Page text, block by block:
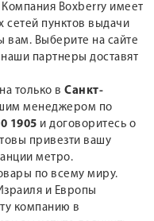
Компания Boxberry имеет
сетей пунктов выдачи
вам. Выберите на сайте
партнеры доставят
только в Санкт-
менеджером по
1905 и договоритесь о
привезти вашу
метро.
по всему миру.
и Европы
компанию в